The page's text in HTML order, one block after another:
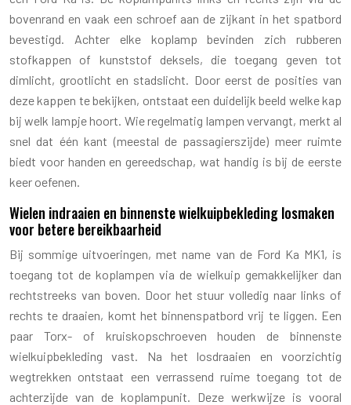
bovenrand en vaak een schroef aan de zijkant in het spatbord
bevestigd. Achter elke koplamp bevinden zich rubberen
stofkappen of kunststof deksels, die toegang geven tot
dimlicht, grootlicht en stadslicht. Door eerst de posities van
deze kappen te bekijken, ontstaat een duidelijk beeld welke kap
bij welk lampje hoort. Wie regelmatig lampen vervangt, merkt al
snel dat één kant (meestal de passagierszijde) meer ruimte
biedt voor handen en gereedschap, wat handig is bij de eerste
keer oefenen.
Wielen indraaien en binnenste wielkuipbekleding losmaken
voor betere bereikbaarheid
Bij sommige uitvoeringen, met name van de Ford Ka MK1, is
toegang tot de koplampen via de wielkuip gemakkelijker dan
rechtstreeks van boven. Door het stuur volledig naar links of
rechts te draaien, komt het binnenspatbord vrij te liggen. Een
paar Torx- of kruiskopschroeven houden de binnenste
wielkuipbekleding vast. Na het losdraaien en voorzichtig
wegtrekken ontstaat een verrassend ruime toegang tot de
achterzijde van de koplampunit. Deze werkwijze is vooral